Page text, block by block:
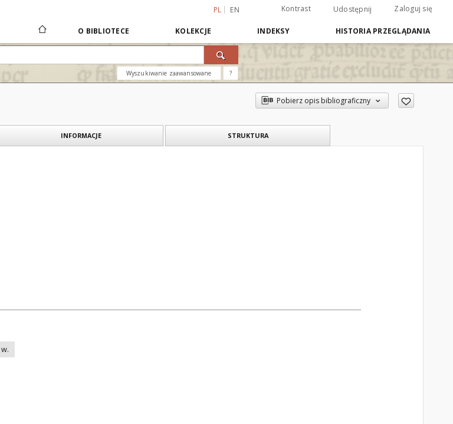
PL EN Kontrast Udostępnij Zaloguj się
O BIBLIOTECE KOLEKCJE INDEKSY HISTORIA PRZEGLĄDANIA
Wyszukiwanie zaawansowane ?
Pobierz opis bibliograficzny
INFORMACJE STRUKTURA